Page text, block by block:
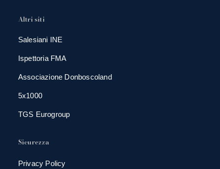
Altri siti
Salesiani INE
Ispettoria FMA
Associazione Donboscoland
5x1000
TGS Eurogroup
Sicurezza
Privacy Policy